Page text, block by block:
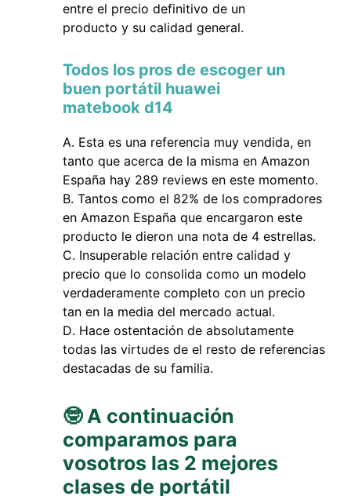
entre el precio definitivo de un
producto y su calidad general.
Todos los pros de escoger un
buen portátil huawei
matebook d14
Esta es una referencia muy vendida, en
tanto que acerca de la misma en Amazon
España hay 289 reviews en este momento.
Tantos como el 82% de los compradores
en Amazon España que encargaron este
producto le dieron una nota de 4 estrellas.
Insuperable relación entre calidad y
precio que lo consolida como un modelo
verdaderamente completo con un precio
tan en la media del mercado actual.
Hace ostentación de absolutamente
todas las virtudes de el resto de referencias
destacadas de su familia.
🤓 A continuación
comparamos para
vosotros las 2 mejores
clases de portátil